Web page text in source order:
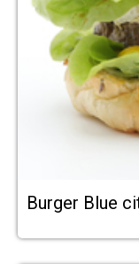
Burger Blue